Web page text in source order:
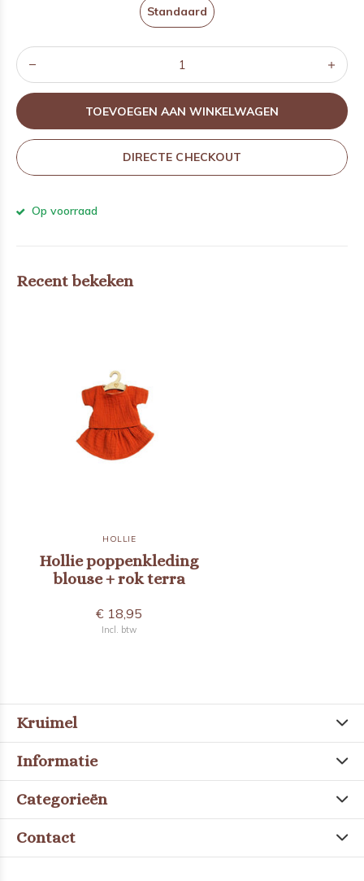
Standaard
TOEVOEGEN AAN WINKELWAGEN
DIRECTE CHECKOUT
Op voorraad
Recent bekeken
HOLLIE
Hollie poppenkleding
blouse + rok terra
€ 18,95
Incl. btw
Kruimel
Informatie
Categorieën
Contact